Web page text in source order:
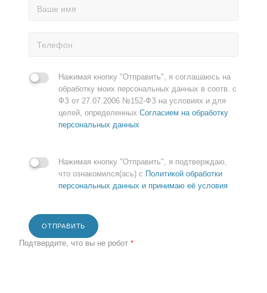
Нажимая кнопку "Отправить", я соглашаюсь на
обработку моих персональных данных в соотв. с
ФЗ от 27.07.2006 №152-ФЗ на условиях и для
целей, определенных Согласием на обработку
персональных данных
Нажимая кнопку "Отправить", я подтверждаю,
что ознакомился(ась) с Политикой обработки
персональных данных и принимаю её условия
ОТПРАВИТЬ
Подтвердите, что вы не робот *